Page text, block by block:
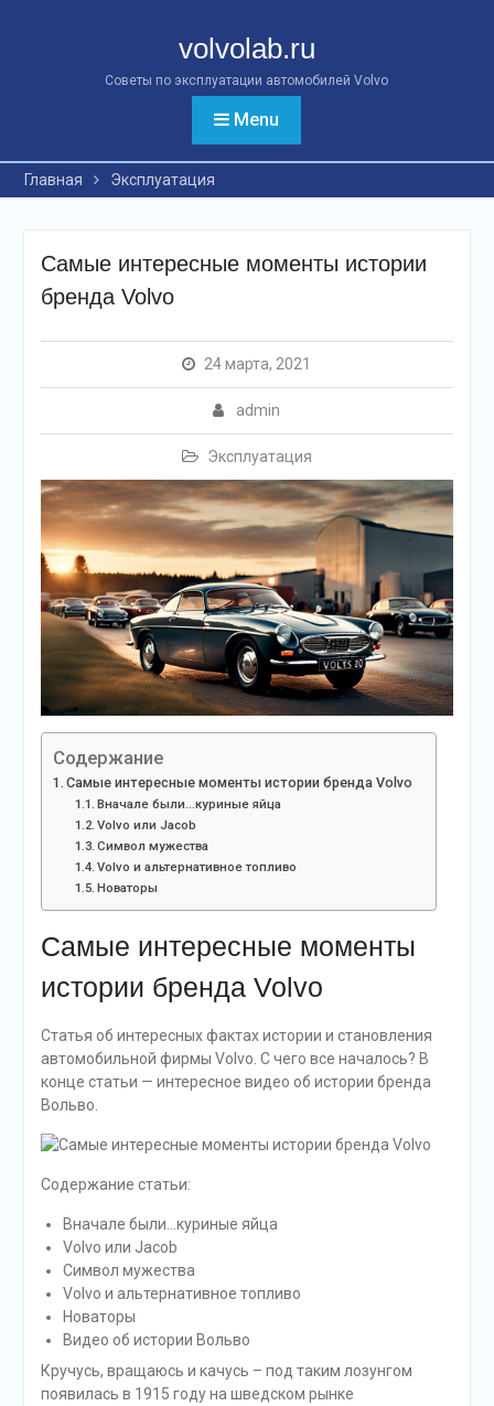
volvolab.ru
Советы по эксплуатации автомобилей Volvo
Menu
Главная Эксплуатация
Самые интересные моменты истории
бренда Volvo
24 марта, 2021
admin
Эксплуатация
Содержание
Самые интересные моменты истории бренда Volvo
Вначале были…куриные яйца
Volvo или Jacob
Символ мужества
Volvo и альтернативное топливо
Новаторы
Самые интересные моменты
истории бренда Volvo
Статья об интересных фактах истории и становления
автомобильной фирмы Volvo. С чего все началось? В
конце статьи — интересное видео об истории бренда
Вольво.
Содержание статьи:
Вначале были…куриные яйца
Volvo или Jacob
Символ мужества
Volvo и альтернативное топливо
Новаторы
Видео об истории Вольво
Кручусь, вращаюсь и качусь – под таким лозунгом
появилась в 1915 году на шведском рынке